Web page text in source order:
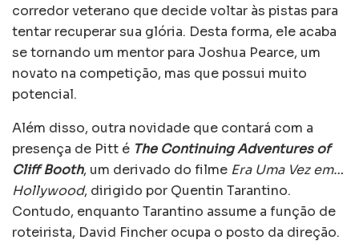
corredor veterano que decide voltar às pistas para
tentar recuperar sua glória. Desta forma, ele acaba
se tornando um mentor para Joshua Pearce, um
novato na competição, mas que possui muito
potencial.
Além disso, outra novidade que contará com a
presença de Pitt é The Continuing Adventures of
Cliff Booth, um derivado do filme Era Uma Vez em…
Hollywood, dirigido por Quentin Tarantino.
Contudo, enquanto Tarantino assume a função de
roteirista, David Fincher ocupa o posto da direção.